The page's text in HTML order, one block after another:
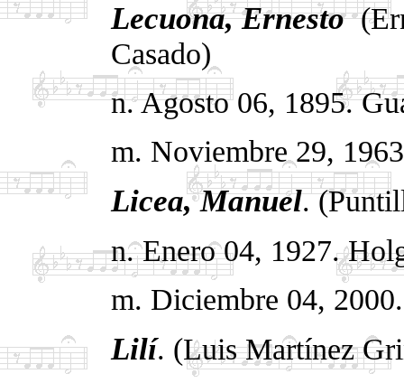
Lecuona, Ernesto.
Casado)
n. Agosto 06, 1895.
m. Noviembre 29,
Licea, Manuel.
n. Enero 04, 1927.
m. Diciembre 04,
Lilí. (Luis Martínez